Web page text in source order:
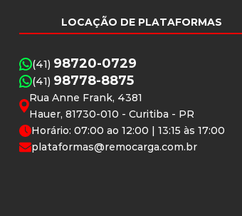
LOCAÇÃO DE PLATAFORMAS
(41) 98720-0729
(41) 98778-8875
Rua Anne Frank, 4381
Hauer, 81730-010 - Curitiba - PR
Horário: 07:00 ao 12:00 | 13:15 às 17:00
plataformas@remocarga.com.br